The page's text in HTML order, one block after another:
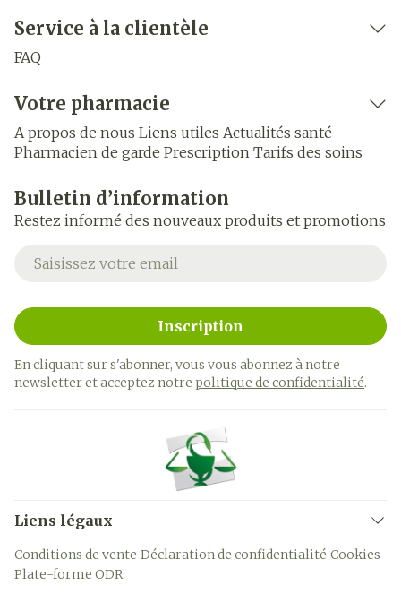
Service à la clientèle
FAQ
Votre pharmacie
A propos de nous Liens utiles Actualités santé
Pharmacien de garde Prescription Tarifs des soins
Bulletin d’information
Restez informé des nouveaux produits et promotions
Adresse mail
Inscription
En cliquant sur s'abonner, vous vous abonnez à notre
newsletter et acceptez notre politique de confidentialité.
Liens légaux
Conditions de vente Déclaration de confidentialité Cookies
Plate-forme ODR